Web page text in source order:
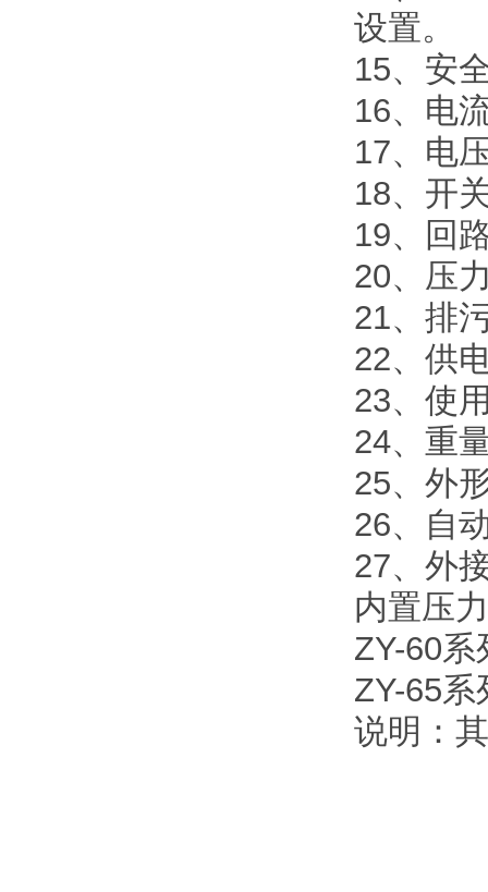
设置。
15、安
16、电
17、电
18、开
19、回
20、压
21、排
22、供
23、使
24、重
25、外
26、自
27、外
内置压
ZY-60
ZY-65
说明：